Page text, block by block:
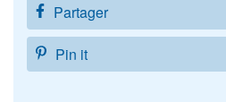
Partager
Pin it